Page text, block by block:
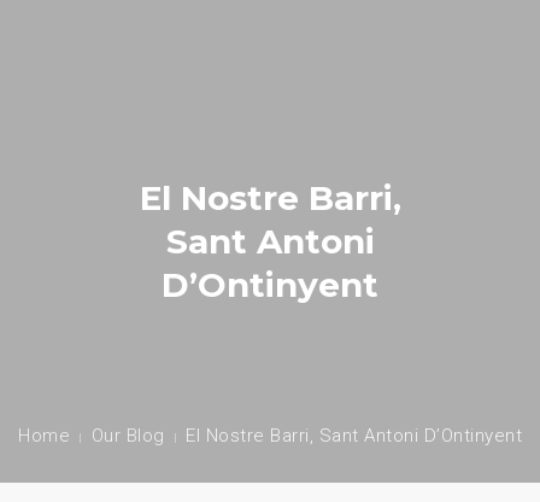
El Nostre Barri,
Sant Antoni
D’Ontinyent
Home Our Blog El Nostre Barri, Sant Antoni D’Ontinyent